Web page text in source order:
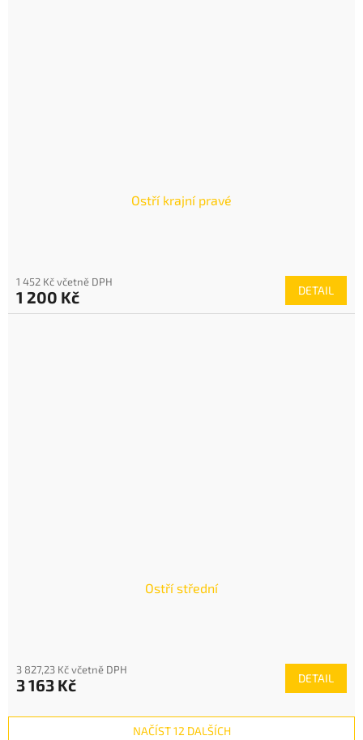
Ostří krajní pravé
1 452 Kč včetně DPH
1 200 Kč DETAIL
Ostří střední
3 827,23 Kč včetně DPH
3 163 Kč DETAIL
NAČÍST 12 DALŠÍCH